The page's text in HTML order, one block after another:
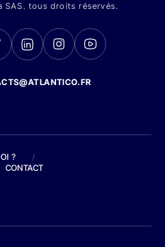
SAS. tous droits réservés.
?
/
CONTACT